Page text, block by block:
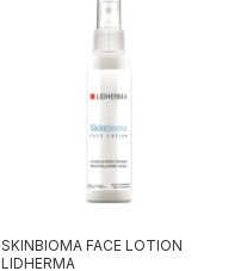
SKINBIOMA FACE LOTION
LIDHERMA